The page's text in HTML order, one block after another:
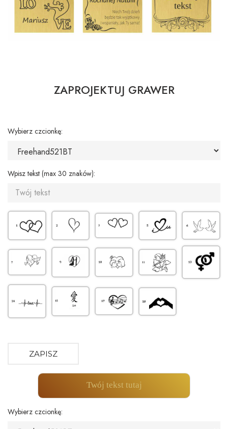
ZAPROJEKTUJ GRAWER
Wybierz czcionkę:
Wpisz tekst (max 30 znaków):
ZAPISZ
Twój tekst tutaj
Wybierz czcionkę: